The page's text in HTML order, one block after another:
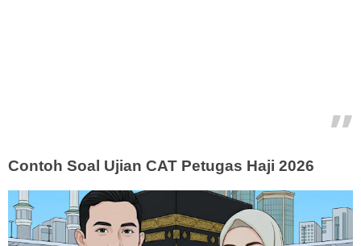
Contoh Soal Ujian CAT Petugas Haji 2026